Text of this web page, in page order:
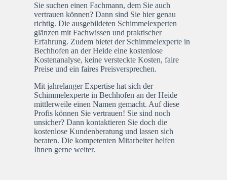
Sie suchen einen Fachmann, dem Sie auch
vertrauen können? Dann sind Sie hier genau
richtig. Die ausgebildeten Schimmelexperten
glänzen mit Fachwissen und praktischer
Erfahrung. Zudem bietet der Schimmelexperte in
Bechhofen an der Heide eine kostenlose
Kostenanalyse, keine versteckte Kosten, faire
Preise und ein faires Preisversprechen.
Mit jahrelanger Expertise hat sich der
Schimmelexperte in Bechhofen an der Heide
mittlerweile einen Namen gemacht. Auf diese
Profis können Sie vertrauen! Sie sind noch
unsicher? Dann kontaktieren Sie doch die
kostenlose Kundenberatung und lassen sich
beraten. Die kompetenten Mitarbeiter helfen
Ihnen gerne weiter.